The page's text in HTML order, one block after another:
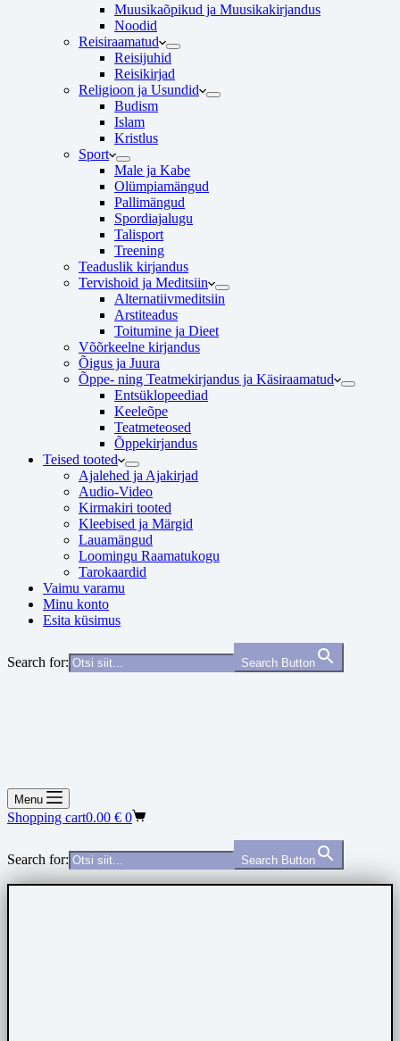
Muusikaõpikud ja Muusikakirjandus
Noodid
Reisiraamatud
Reisijuhid
Reisikirjad
Religioon ja Usundid
Budism
Islam
Kristlus
Sport
Male ja Kabe
Olümpiamängud
Pallimängud
Spordiajalugu
Talisport
Treening
Teaduslik kirjandus
Tervishoid ja Meditsiin
Alternatiivmeditsiin
Arstiteadus
Toitumine ja Dieet
Võõrkeelne kirjandus
Õigus ja Juura
Õppe- ning Teatmekirjandus ja Käsiraamatud
Entsüklopeediad
Keeleõpe
Teatmeteosed
Õppekirjandus
Teised tooted
Ajalehed ja Ajakirjad
Audio-Video
Kirmakiri tooted
Kleebised ja Märgid
Lauamängud
Loomingu Raamatukogu
Tarokaardid
Vaimu varamu
Minu konto
Esita küsimus
Search for: Search Button
Menu
Shopping cart0.00 € 0
Search for: Search Button